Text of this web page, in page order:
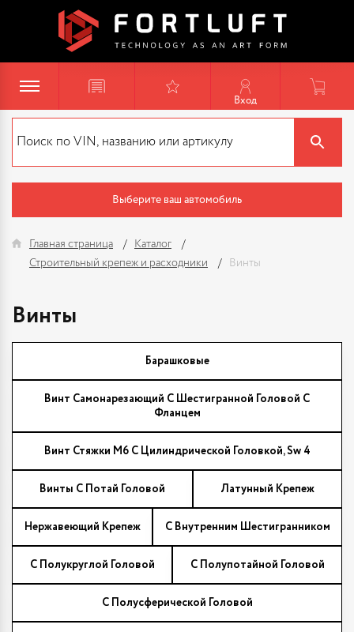
Вход
Выберите ваш автомобиль
Главная страница
Каталог
Строительный крепеж и расходники
Винты
Винты
Барашковые
Винт Самонарезающий С Шестигранной Головой С
Фланцем
Винт Стяжки М6 С Цилиндрической Головкой, Sw 4
Винты С Потай Головой Латунный Крепеж
Нержавеющий Крепеж С Внутренним Шестигранником
С Полукруглой Головой С Полупотайной Головой
С Полусферической Головой